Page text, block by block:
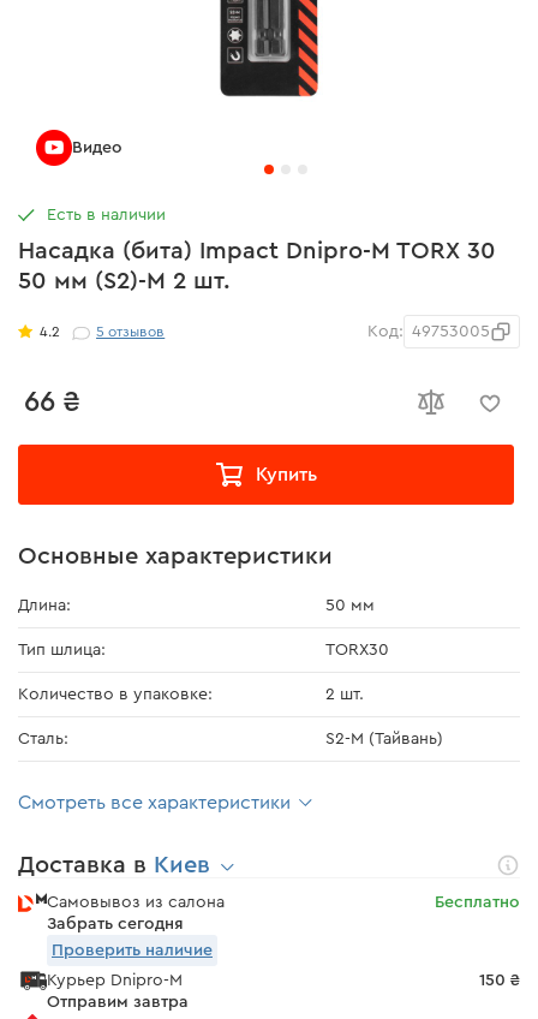
Насадка (бита) Impact Dnipro-M TORX 30
50 мм (S2)-M 2 шт.
4.2 5отзывов Код: 49753005
66 ₴
Купить
Есть в наличии
Основные характеристики
Длина: 50 мм
Тип шлица: TORX30
Количество в упаковке: 2 шт.
Сталь: S2-M (Тайвань)
Смотреть все характеристики
Доставка в Киев
Самовывоз из салона
Забрать сегодня
Бесплатно
Проверить наличие
Курьер Dnipro-M
Отправим завтра
150 ₴
Видео